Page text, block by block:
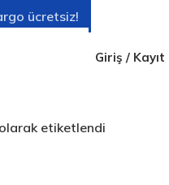
Giriş / Kayıt
etiketlendi
ücretsiz!